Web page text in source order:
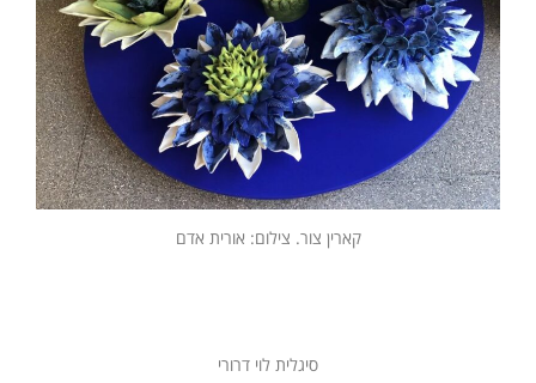
קארין צור. צילום: אורית אדם
סיגלית לוי דרורי